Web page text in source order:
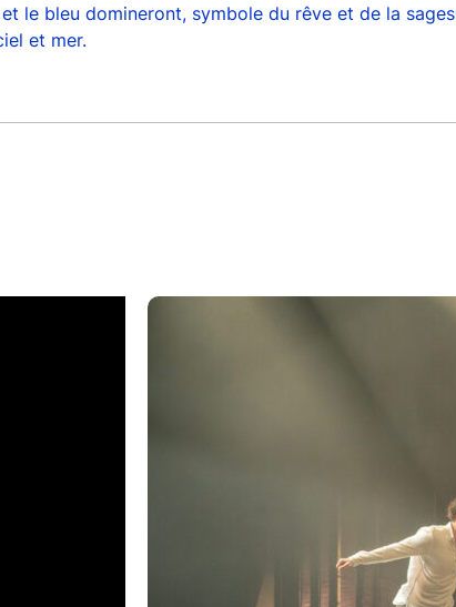
le bleu domineront, symbole du rêve et de la
et mer.